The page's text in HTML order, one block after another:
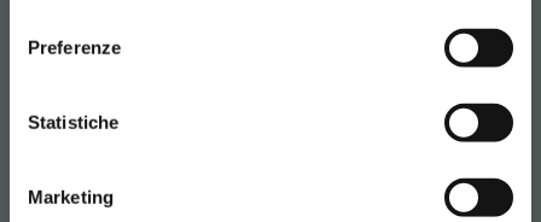
Preferenze
Statistiche
Marketing